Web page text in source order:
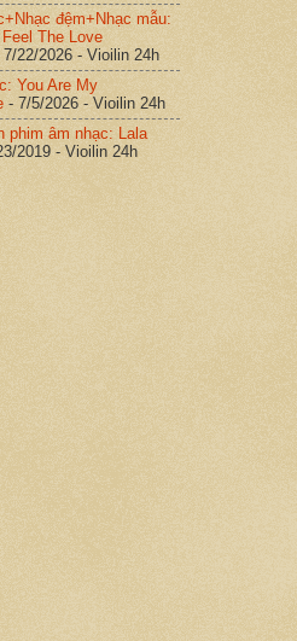
đệm+Nhạc mẫu:
The Love
7/22/2026 - Vioilin 24h
You Are My
- 7/5/2026 - Vioilin 24h
phim âm nhạc: Lala
2019 - Vioilin 24h